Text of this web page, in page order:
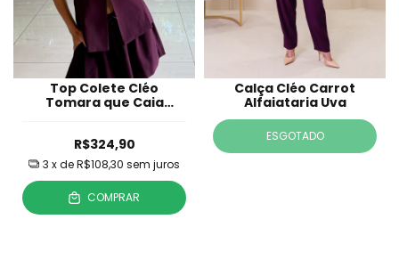
Top Colete Cléo
Tomara que Caia
R$324,90
3 x deR$108,30 sem juros
COMPRAR
Calça Cléo Carrot
Alfaiataria Uva
ESGOTADO